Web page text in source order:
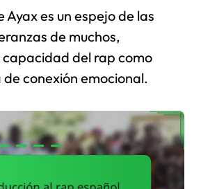
Ayax es un espejo de las
de muchos,
del rap como
conexión emocional.